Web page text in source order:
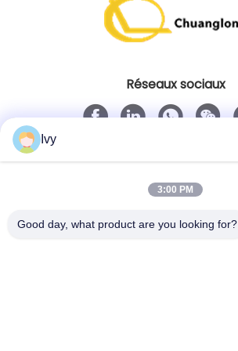
Réseaux sociaux
E-mail
Ivy
3:00 PM
Good day, what product are you looking for?